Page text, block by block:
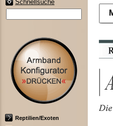
Schnellsuche
Reptilien/Exoten